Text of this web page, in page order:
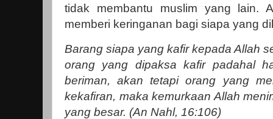
tidak membantu muslim yang lain.
memberi keringanan bagi siapa yang
Barang siapa yang kafir kepada Allah
orang yang dipaksa kafir padahal
beriman, akan tetapi orang yang
kekafiran, maka kemurkaan Allah
yang besar. (An Nahl, 16:106)